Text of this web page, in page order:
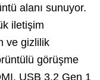
alanı sunuyor.
iletişim
ve gizlilik
görüşme
USB 3.2 Gen 1